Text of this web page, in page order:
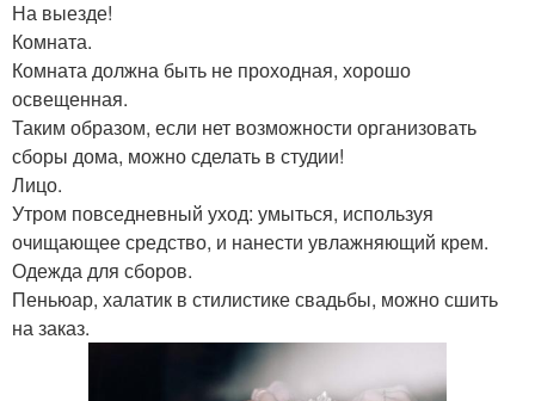
На выезде!
Комната.
Комната должна быть не проходная, хорошо
освещенная.
Таким образом, если нет возможности организовать
сборы дома, можно сделать в студии!
Лицо.
Утром повседневный уход: умыться, используя
очищающее средство, и нанести увлажняющий крем.
Одежда для сборов.
Пеньюар, халатик в стилистике свадьбы, можно сшить
на заказ.